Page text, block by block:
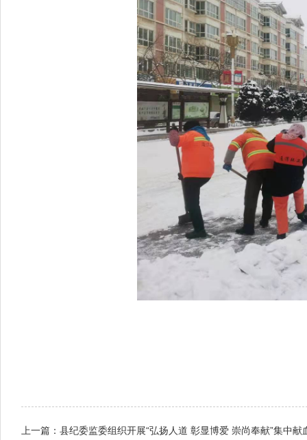
上一篇： 县纪委监委组织开展“弘扬人道 彰显博爱 崇尚奉献”集中献